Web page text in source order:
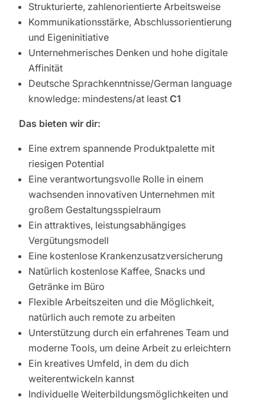
Strukturierte, zahlenorientierte Arbeitsweise
Kommunikationsstärke, Abschlussorientierung
und Eigeninitiative
Unternehmerisches Denken und hohe digitale
Affinität
Deutsche Sprachkenntnisse/German language
knowledge: mindestens/at least C1
Das bieten wir dir:
Eine extrem spannende Produktpalette mit
riesigen Potential
Eine verantwortungsvolle Rolle in einem
wachsenden innovativen Unternehmen mit
großem Gestaltungsspielraum
Ein attraktives, leistungsabhängiges
Vergütungsmodell
Eine kostenlose Krankenzusatzversicherung
Natürlich kostenlose Kaffee, Snacks und
Getränke im Büro
Flexible Arbeitszeiten und die Möglichkeit,
natürlich auch remote zu arbeiten
Unterstützung durch ein erfahrenes Team und
moderne Tools, um deine Arbeit zu erleichtern
Ein kreatives Umfeld, in dem du dich
weiterentwickeln kannst
Individuelle Weiterbildungsmöglichkeiten und